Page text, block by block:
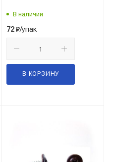
В наличии
72₽/упак
В КОРЗИНУ